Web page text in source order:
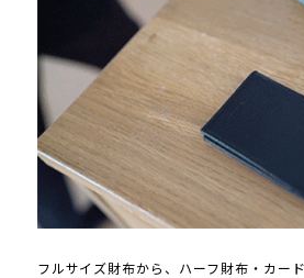
フルサイズ財布から、ハーフ財布・カー